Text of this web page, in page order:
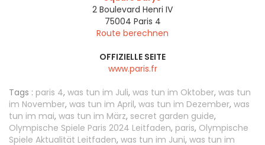
2 Boulevard Henri IV
75004 Paris 4
Route berechnen
OFFIZIELLE SEITE
www.paris.fr
Tags : paris 4, was tun im Juli, was tun im Oktober, was tun
im November, was tun im April, was tun im Dezember, was
tun im mai, was tun im März, secret garden guide,
Olympische Spiele Paris 2024 Leitfaden, paris, Olympische
Spiele Aktualität Leitfaden, was tun im Juni, was tun im